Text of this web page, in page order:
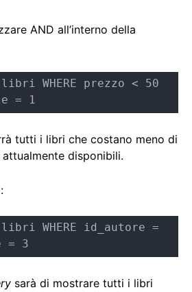
AND all’interno della
libri WHERE prezzo < 50
= 1
tutti i libri che costano meno di
disponibili.
libri WHERE id_autore =
= 3
sarà di mostrare tutti i libri